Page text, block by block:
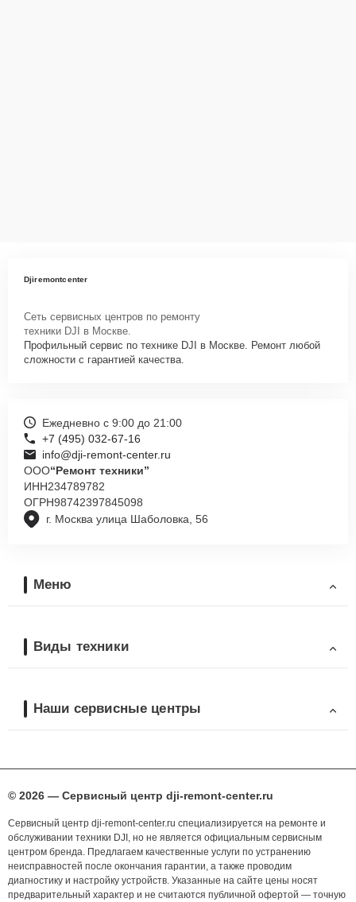
Djiremontcenter
Сеть сервисных центров по ремонту
техники DJI в Москве.
Профильный сервис по технике DJI в Москве. Ремонт любой
сложности с гарантией качества.
г. Москва улица Шаболовка, 56
Ежедневно с 9:00 до 21:00
+7 (495) 032-67-16
info@dji-remont-center.ru
ООО“Ремонт техники”
ИНН234789782
ОГРН98742397845098
Меню
Виды техники
Наши сервисные центры
© 2026 — Сервисный центр dji-remont-center.ru
Сервисный центр dji-remont-center.ru специализируется на ремонте и
обслуживании техники DJI, но не является официальным сервисным
центром бренда. Предлагаем качественные услуги по устранению
неисправностей после окончания гарантии, а также проводим
диагностику и настройку устройств. Указанные на сайте цены носят
предварительный характер и не считаются публичной офертой — точную